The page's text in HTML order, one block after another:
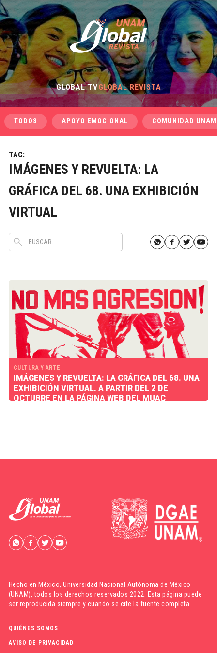
GLOBAL TVGLOBAL REVISTA
TODOS APOYO EMOCIONAL COMUNIDAD UNAM
TAG:
IMÁGENES Y REVUELTA: LA
GRÁFICA DEL 68. UNA EXHIBICIÓN
VIRTUAL
CULTURA Y ARTE
IMÁGENES Y REVUELTA: LA GRÁFICA DEL 68. UNA
EXHIBICIÓN VIRTUAL. A PARTIR DEL 2 DE
OCTUBRE EN LA PÁGINA WEB DEL MUAC
Hecho en México,Universidad Nacional Autónoma de México
(UNAM), todos los derechos reservados 2022. Esta página puede
ser reproducida siempre y cuando se cite la fuente completa.
QUIÉNES SOMOS
AVISO DE PRIVACIDAD